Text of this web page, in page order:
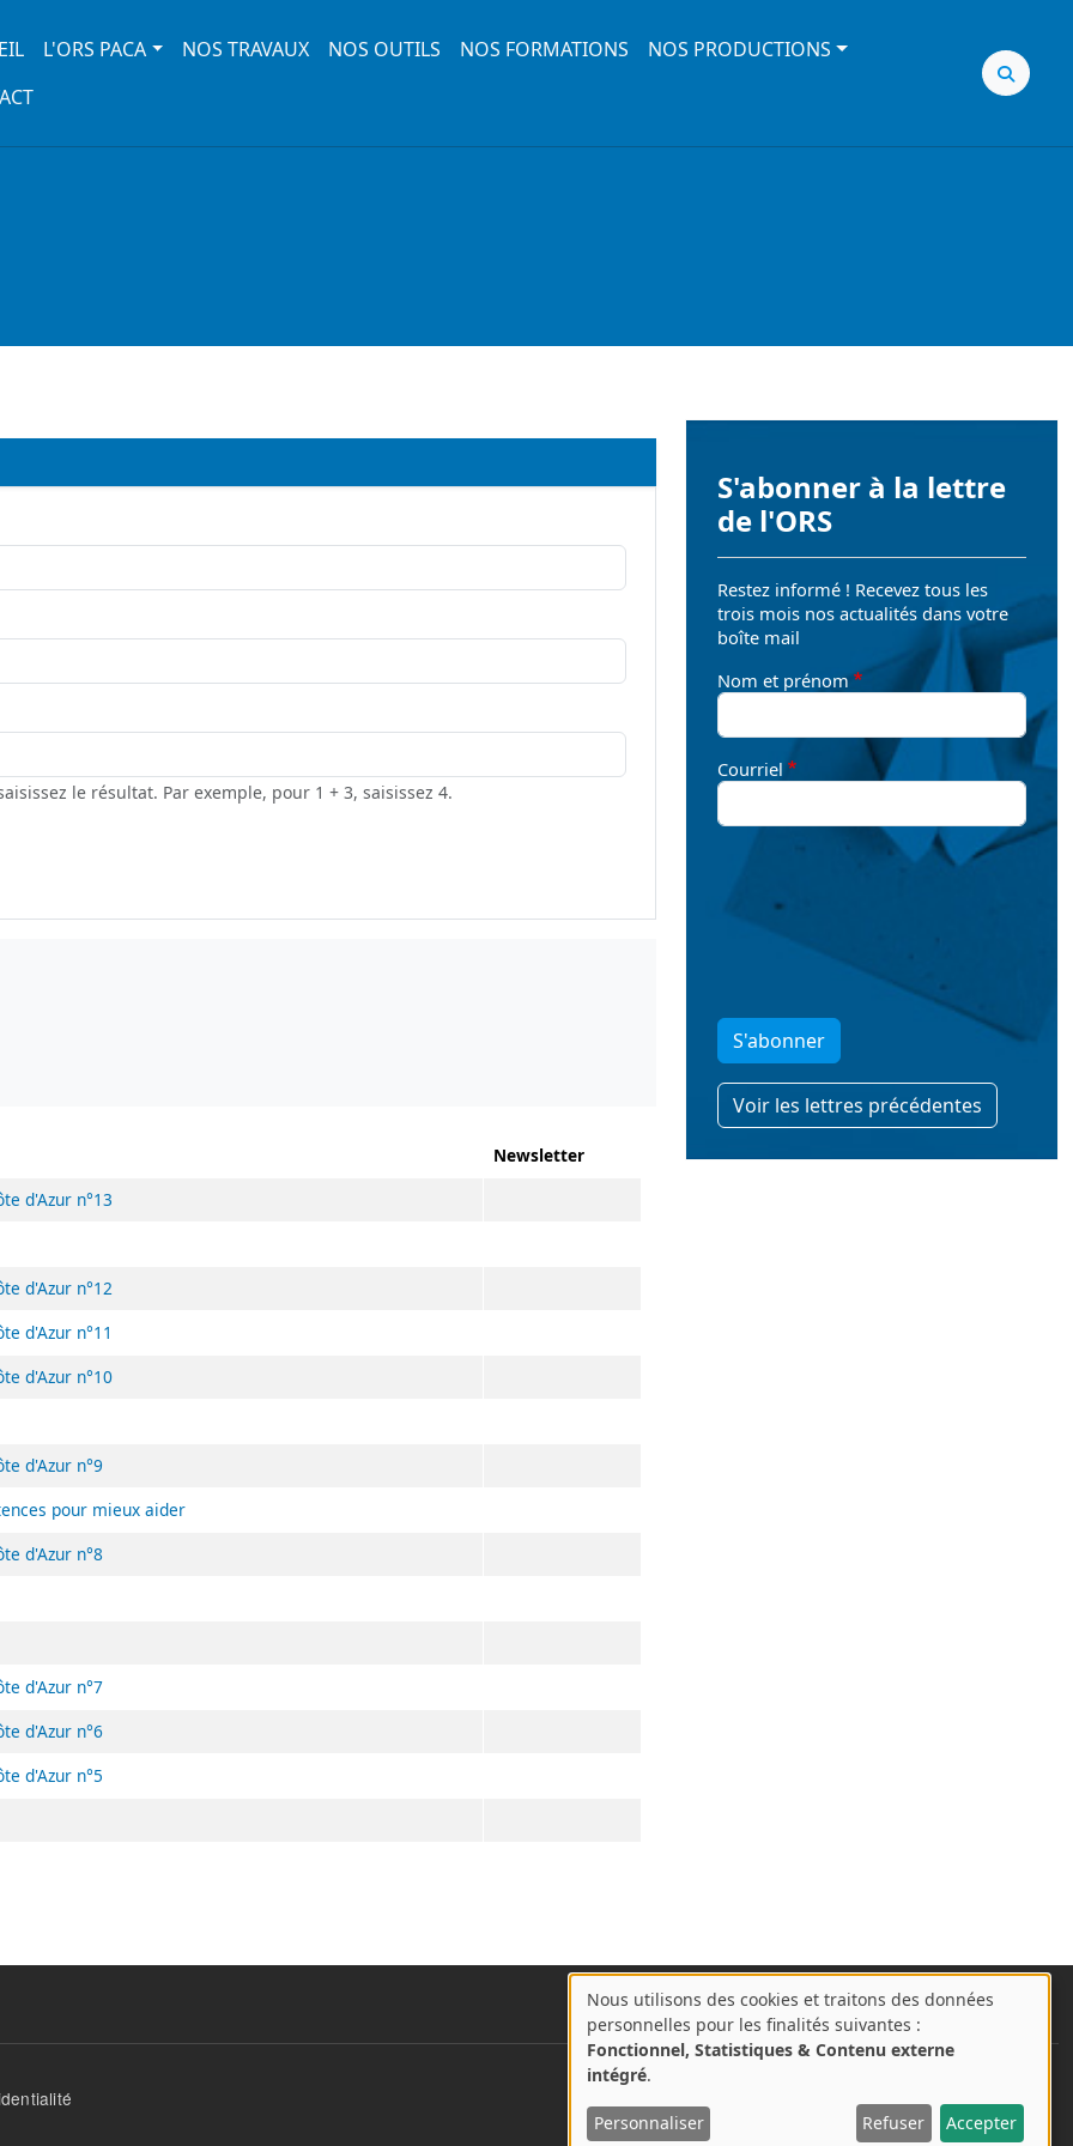
navigation
L'ORS PACA NOS TRAVAUX NOS OUTILS NOS FORMATIONS
NOS PRODUCTIONS
le résultat. Par exemple, pour 1 + 3, saisissez 4.
Newsletter
d'Azur n°13
d'Azur n°12
d'Azur n°11
d'Azur n°10
d'Azur n°9
pour mieux aider
d'Azur n°8
d'Azur n°7
d'Azur n°6
d'Azur n°5
S'abonner à la lettre
de l'ORS
Restez informé ! Recevez tous les
trois mois nos actualités dans votre
boîte mail
Nom et prénom
Courriel
S'abonner
Voir les lettres précédentes
User account menu
Se connecter
A
propos
des
cookies
sur
Nous utilisons des cookies et traitons des données
personnelles pour les finalités suivantes :
Fonctionnel, Statistiques & Contenu externe
intégré.
Personnaliser Refuser Accepter